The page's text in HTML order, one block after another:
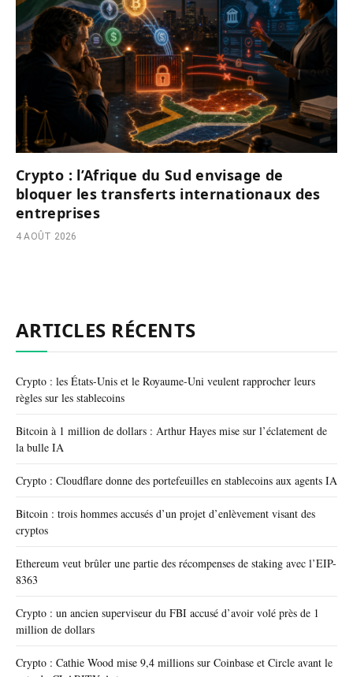
Crypto : l’Afrique du Sud envisage de
bloquer les transferts internationaux des
entreprises
4 AOÛT 2026
ARTICLES RÉCENTS
Crypto : les États-Unis et le Royaume-Uni veulent rapprocher leurs
règles sur les stablecoins
Bitcoin à 1 million de dollars : Arthur Hayes mise sur l’éclatement de
la bulle IA
Crypto : Cloudflare donne des portefeuilles en stablecoins aux agents IA
Bitcoin : trois hommes accusés d’un projet d’enlèvement visant des
cryptos
Ethereum veut brûler une partie des récompenses de staking avec l’EIP-
8363
Crypto : un ancien superviseur du FBI accusé d’avoir volé près de 1
million de dollars
Crypto : Cathie Wood mise 9,4 millions sur Coinbase et Circle avant le